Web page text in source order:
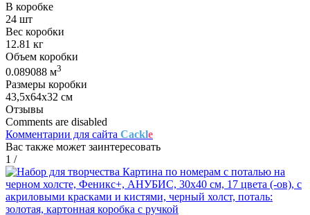
В коробке
24 шт
Вес коробки
12.81 кг
Объем коробки
0.089088 м3
Размеры коробки
43,5х64х32 см
Отзывы
Comments are disabled
Комментарии для сайта Cackle
Вас также может заинтересовать
1 /